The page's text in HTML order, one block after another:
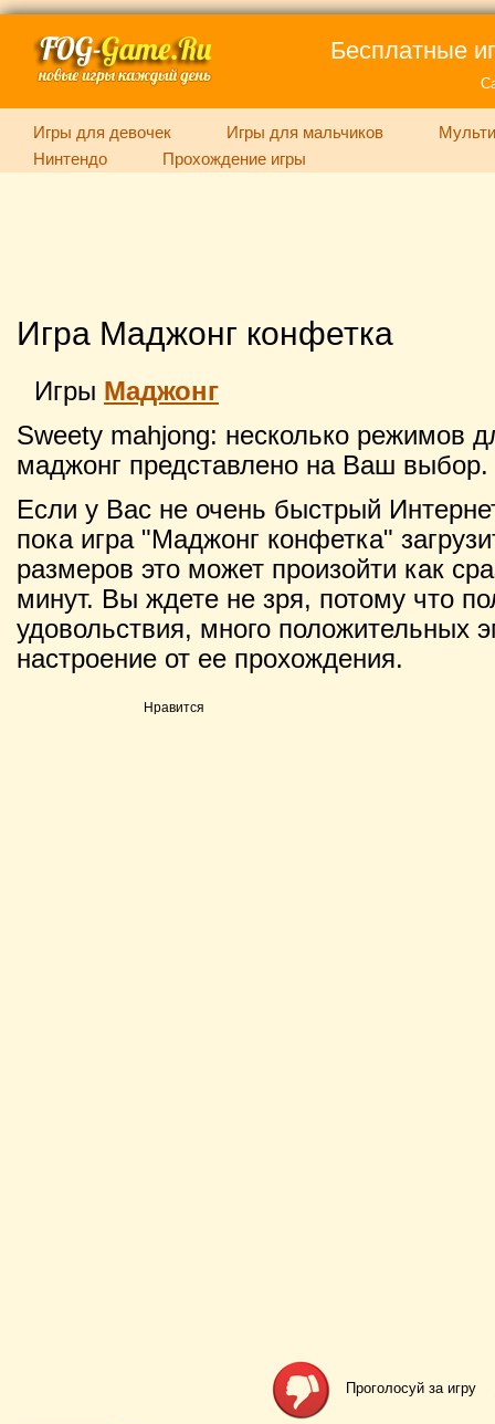
Бесплатные
Игры для девочек Игры для мальчиков
Нинтендо
Прохождение игры
Игра Маджонг конфетка
Игры Маджонг
Sweety mahjong: несколько режимов
маджонг представлено на Ваш выбор.
Если у Вас не очень быстрый
пока игра "Маджонг конфетка"
размеров это может произойти как
минут. Вы ждете не зря, потому что
удовольствия, много положительных
настроение от ее прохождения.
Нравится
Проголосуй за игру